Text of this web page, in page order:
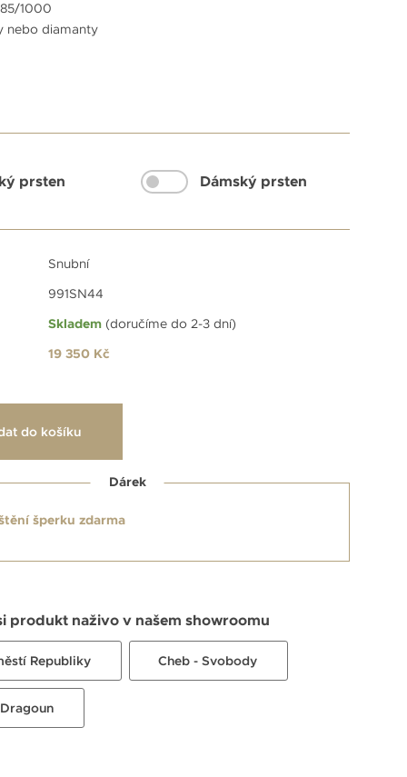
1000
nebo diamanty
prsten Dámský prsten
Snubní
991SN44
Skladem (doručíme do 2-3 dní)
19 350 Kč
do košíku
Dárek
šperku zdarma
produkt naživo v našem showroomu
Republiky Cheb - Svobody